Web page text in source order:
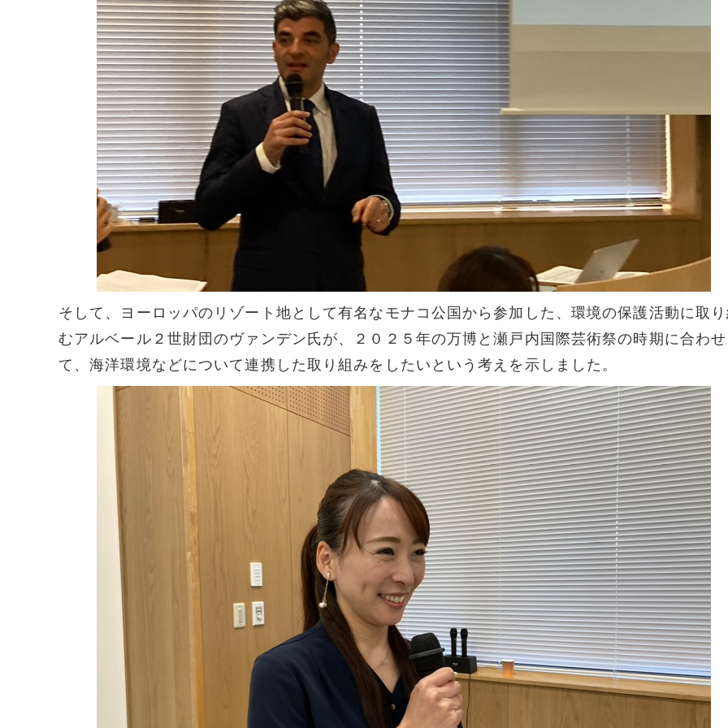
そして、ヨーロッパのリゾート地として有名なモナコ公国から参加した、環境の保護活動に取
むアルベール２世財団のヴァンデン氏が、２０２５年の万博と瀬戸内国際芸術祭の時期に合わせ
て、海洋環境などについて連携した取り組みをしたいという考えを示しました。